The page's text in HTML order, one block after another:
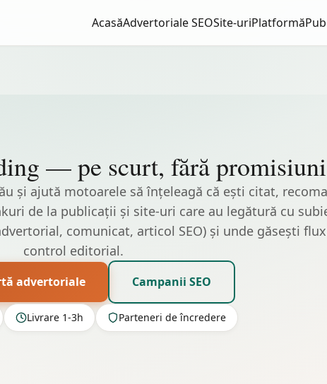
AcasăAdvertoriale SEOSite-uriPlatformă
— pe scurt, fără
și ajută motoarele să înțeleagă că ești citat,
de la publicații și site-uri care au legătură cu
comunicat, articol SEO) și unde găsești
control editorial.
advertoriale Campanii SEO
Livrare 1-3h Parteneri de încredere